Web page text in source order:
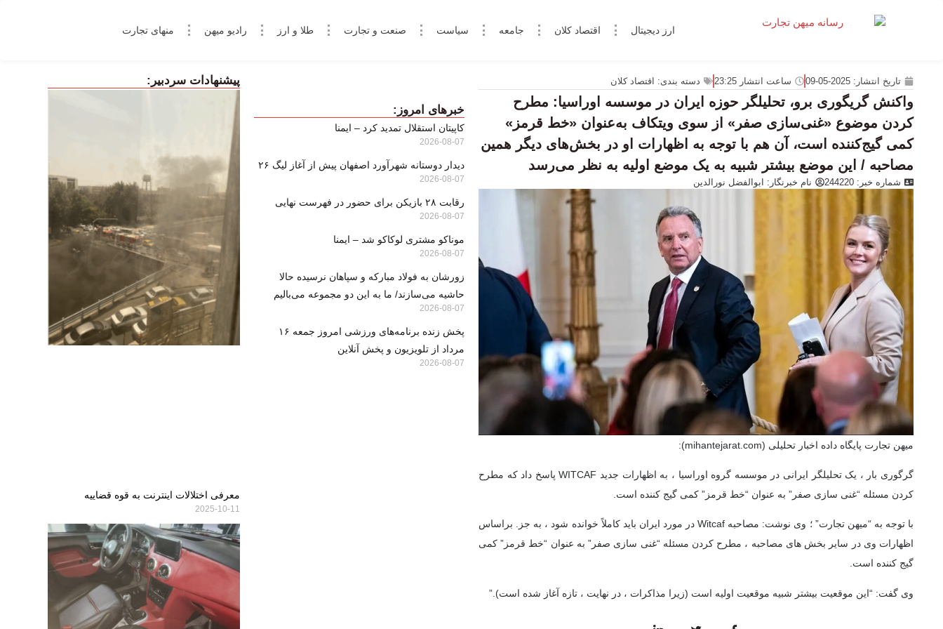
ارز دیجیتال اقتصاد کلان جامعه سیاست صنعت و تجارت طلا و ارز رادیو میهن منهای تجارت
تاریخ انتشار: 2025-05-09 ساعت انتشار 23:25 دسته بندی: اقتصاد کلان
واکنش گریگوری برو، تحلیلگر حوزه ایران در موسسه اوراسیا: مطرح
کردن موضوع «غنی‌سازی صفر» از سوی ویتکاف به‌عنوان «خط قرمز»
کمی گیج‌کننده است، آن هم با توجه به اظهارات او در بخش‌های دیگر همین
مصاحبه / این موضع بیشتر شبیه به یک موضع اولیه به نظر می‌رسد
شماره خبر: 244220 نام خبرنگار: ابوالفضل نورالدین
میهن تجارت پایگاه داده اخبار تحلیلی (mihantejarat.com):
گرگوری بار ، یک تحلیلگر ایرانی در موسسه گروه اوراسیا ، به اظهارات جدید WITCAF پاسخ داد که مطرح
کردن مسئله “غنی سازی صفر” به عنوان “خط قرمز” کمی گیج کننده است.
با توجه به “میهن تجارت” ؛ وی نوشت: مصاحبه Witcaf در مورد ایران باید کاملاً خوانده شود ، به جز. براساس
اظهارات وی در سایر بخش های مصاحبه ، مطرح کردن مسئله “غنی سازی صفر” به عنوان “خط قرمز” کمی
گیج کننده است.
وی گفت: “این موقعیت بیشتر شبیه موقعیت اولیه است (زیرا مذاکرات ، در نهایت ، تازه آغاز شده است).”
خبرهای امروز:
کاپیتان استقلال تمدید کرد – ایمنا
2026-08-07
دیدار دوستانه شهرآورد اصفهان پیش از آغاز لیگ ۲۶
2026-08-07
رقابت ۲۸ بازیکن برای حضور در فهرست نهایی
2026-08-07
موناکو مشتری لوکاکو شد – ایمنا
2026-08-07
زورشان به فولاد مبارکه و سپاهان نرسیده حالا
حاشیه می‌سازند/ ما به این دو مجموعه می‌بالیم
2026-08-07
پخش زنده برنامه‌های ورزشی امروز جمعه ۱۶
مرداد از تلویزیون و پخش آنلاین
2026-08-07
پیشنهادات سردبیر:
معرفی اختلالات اینترنت به قوه قضاییه
2025-10-11